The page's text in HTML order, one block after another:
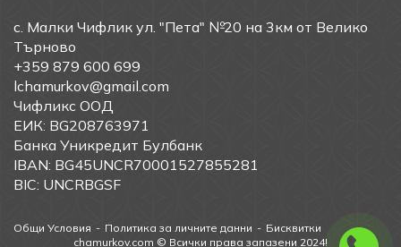
с. Малки Чифлик ул. "Пета" №20 на 3км от Велико
Търново
+359 879 600 699
lchamurkov@gmail.com
Чифликс ООД
ЕИК: BG208763971
Банка Уникредит Булбанк
IBAN: BG45UNCR70001527855281
BIC: UNCRBGSF
Общи Условия Политика за личните данни
Бисквитки
chamurkov.com © Всички права запазени 2024!